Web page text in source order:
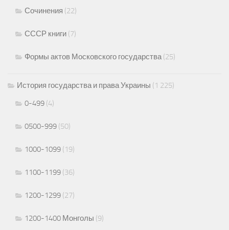
Сочинения (22)
СССР книги (7)
Формы актов Московского государства(25)
История государства и права Украины (1 225)
0-499 (4)
0500-999 (50)
1000-1099 (19)
1100-1199 (36)
1200-1299 (27)
1200-1400 Монголы (9)